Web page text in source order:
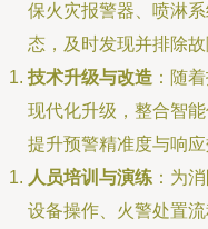
保火灾报警器、喷淋
态，及时发现并排除故
技术升级与改造 ：随
现代化升级，整合智
提升预警精准度与响应
人员培训与演练 ：为
设备操作、火警处置